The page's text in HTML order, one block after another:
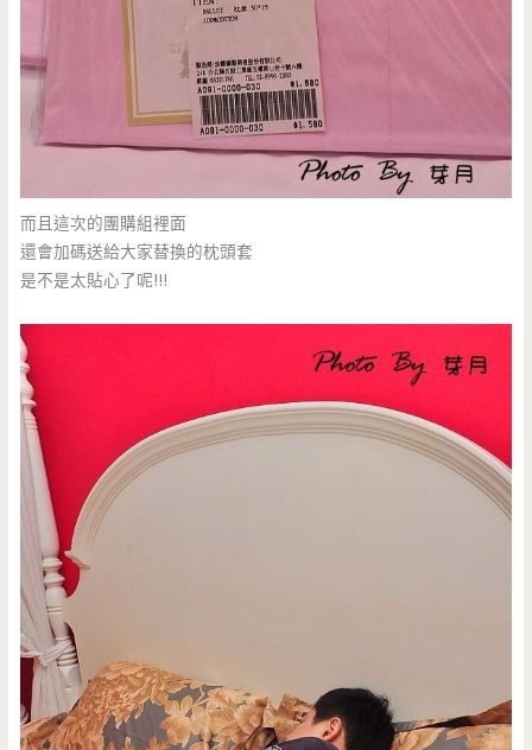
而且這次的團購組裡面
還會加碼送給大家替換的枕頭套
是不是太貼心了呢!!!